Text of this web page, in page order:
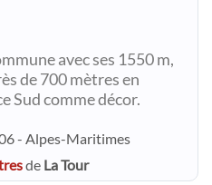
avec ses 1550 m,
de 700 mètres en
Sud comme décor.
- Alpes-Maritimes
de La Tour